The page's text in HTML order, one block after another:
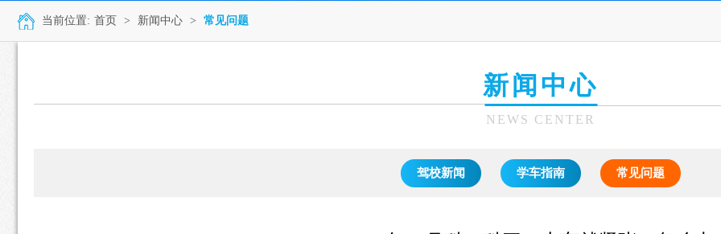
当前位置: 首页 > 新闻中心 > 常见问题
新闻中心
NEWS CENTER
驾校新闻 学车指南 常见问题